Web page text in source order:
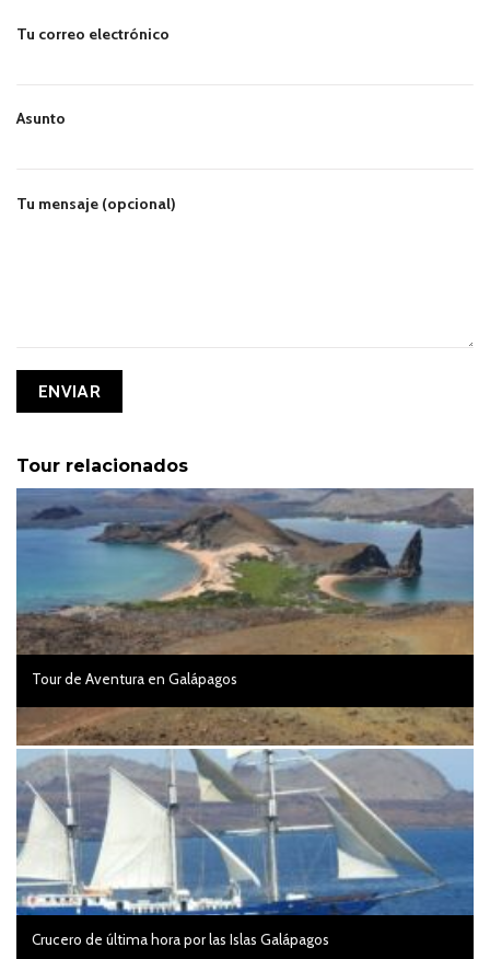
Tu correo electrónico
Asunto
Tu mensaje (opcional)
Tour relacionados
Tour de Aventura en Galápagos
Crucero de última hora por las Islas Galápagos